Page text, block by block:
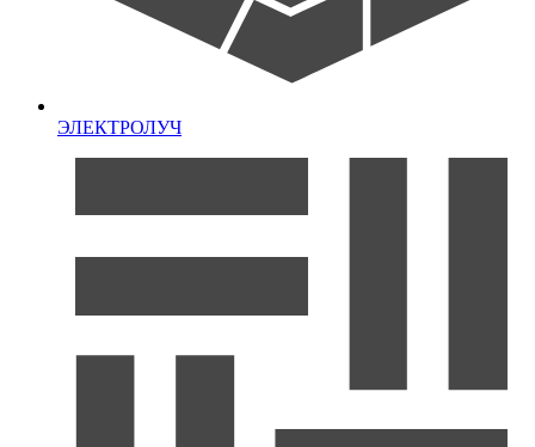
ЭЛЕКТРОЛУЧ